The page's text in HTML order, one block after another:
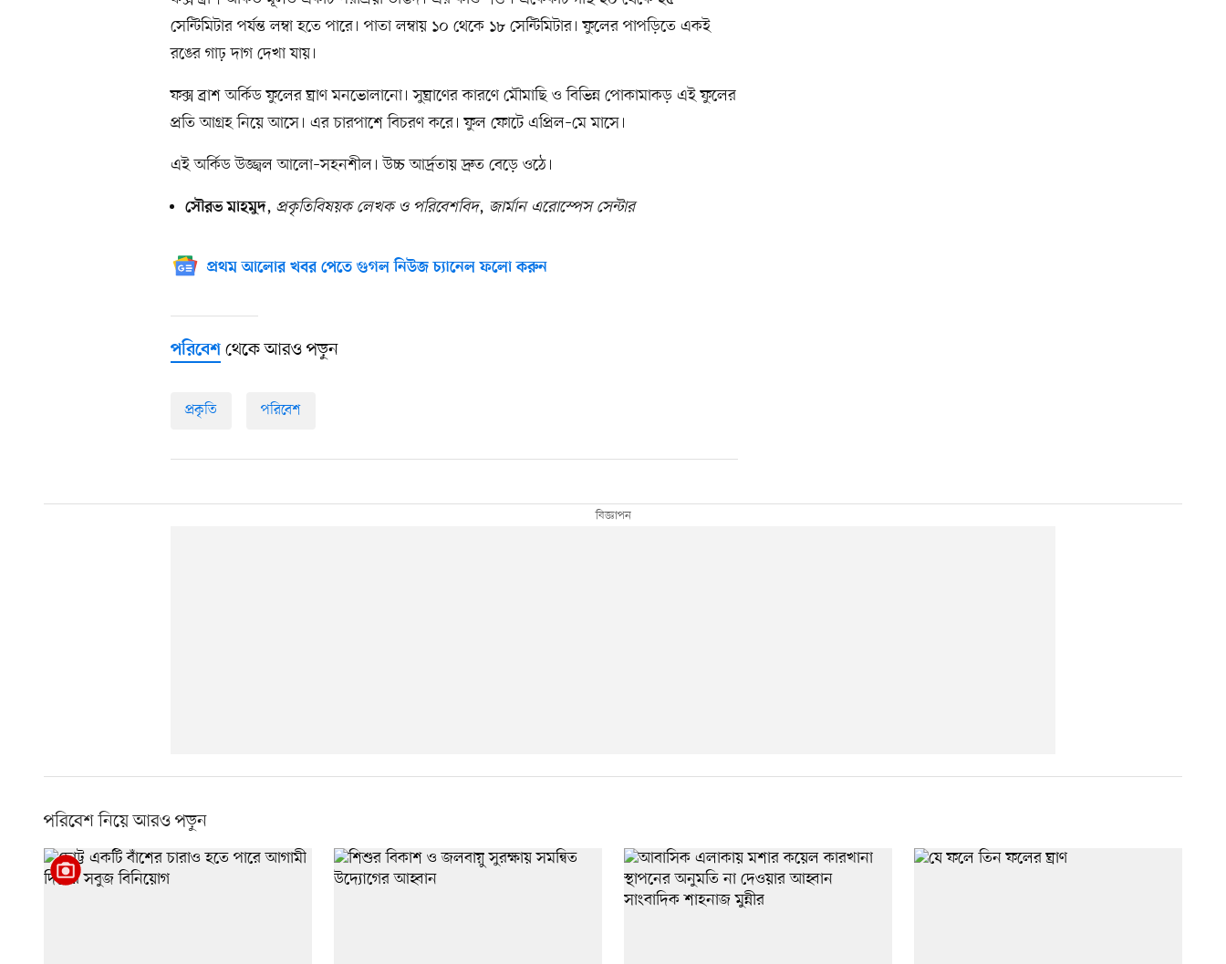
সেন্টিমিটার পর্যন্ত লম্বা হতে পারে। পাতা লম্বায় ১০ থেকে ১৮ সেন্টিমিটার। ফুলের পাপড়িতে একই
রঙের গাঢ় দাগ দেখা যায়।
ফক্স ব্রাশ অর্কিড ফুলের ঘ্রাণ মনভোলানো। সুঘ্রাণের কারণে মৌমাছি ও বিভিন্ন পোকামাকড় এই ফুলের
প্রতি আগ্রহ নিয়ে আসে। এর চারপাশে বিচরণ করে। ফুল ফোটে এপ্রিল–মে মাসে।
এই অর্কিড উজ্জ্বল আলো–সহনশীল। উচ্চ আর্দ্রতায় দ্রুত বেড়ে ওঠে।
সৌরভ মাহমুদ, প্রকৃতিবিষয়ক লেখক ও পরিবেশবিদ, জার্মান এরোস্পেস সেন্টার
প্রথম আলোর খবর পেতে গুগল নিউজ চ্যানেল ফলো করুন
পরিবেশ থেকে আরও পড়ুন
প্রকৃতি পরিবেশ
পরিবেশ নিয়ে আরও পড়ুন